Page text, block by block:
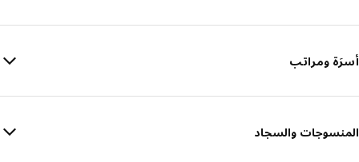
أسرَة ومراتب
المنسوجات والسجاد